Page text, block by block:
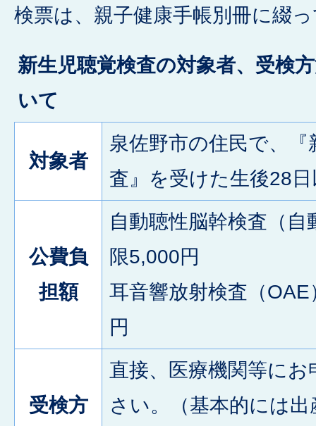
検票は、親子健康手帳別冊に綴
新生児聴覚検査の対象者、受検
いて
対象者
泉佐野市の住民で、『
査』を受けた生後28
公費負
担額
自動聴性脳幹検査（自
限5,000円
耳音響放射検査（
円
受検方
直接、医療機関等に
さい。（基本的には